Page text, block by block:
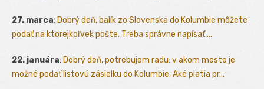
27. marca: Dobrý deň, balík zo Slovenska do Kolumbie môžete
podať na ktorejkoľvek pošte. Treba správne napísať ...
22. januára: Dobrý deň, potrebujem radu: v akom meste je
možné podať listovú zásielku do Kolumbie. Aké platia pr...